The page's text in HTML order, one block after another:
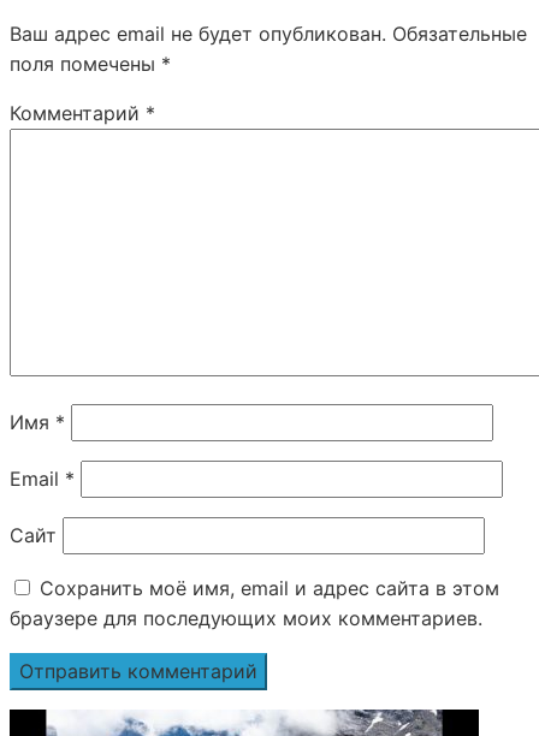
Ваш адрес email не будет опубликован. Обязательные
поля помечены *
Комментарий *
Имя *
Email *
Сайт
Сохранить моё имя, email и адрес сайта в этом
браузере для последующих моих комментариев.